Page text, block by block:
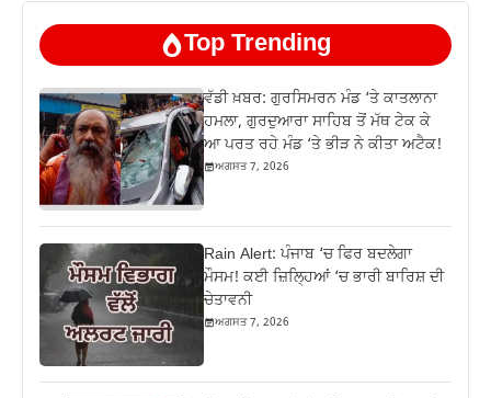
Top Trending
ਵੱਡੀ ਖ਼ਬਰ: ਗੁਰਸਿਮਰਨ ਮੰਡ ‘ਤੇ ਕਾਤਲਾਨਾ
ਹਮਲਾ, ਗੁਰਦੁਆਰਾ ਸਾਹਿਬ ਤੋਂ ਮੱਥ ਟੇਕ ਕੇ
ਆ ਪਰਤ ਰਹੇ ਮੰਡ ‘ਤੇ ਭੀੜ ਨੇ ਕੀਤਾ ਅਟੈਕ!
ਅਗਸਤ 7, 2026
Rain Alert: ਪੰਜਾਬ ‘ਚ ਫਿਰ ਬਦਲੇਗਾ
ਮੌਸਮ! ਕਈ ਜ਼ਿਲ੍ਹਿਆਂ ‘ਚ ਭਾਰੀ ਬਾਰਿਸ਼ ਦੀ
ਚੇਤਾਵਨੀ
ਅਗਸਤ 7, 2026